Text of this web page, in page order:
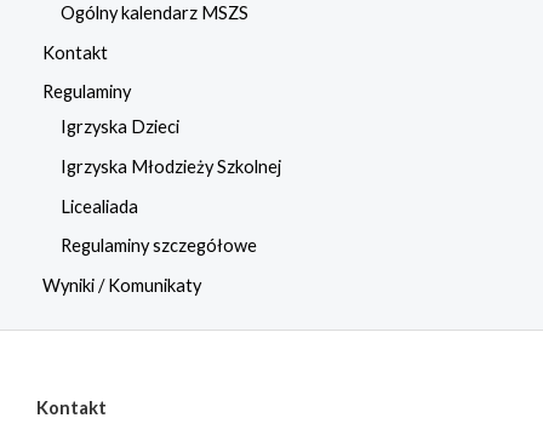
Ogólny kalendarz MSZS
Kontakt
Regulaminy
Igrzyska Dzieci
Igrzyska Młodzieży Szkolnej
Licealiada
Regulaminy szczegółowe
Wyniki / Komunikaty
Kontakt